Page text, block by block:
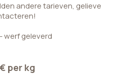
andere tarieven, gelieve
werf geleverd
€ per kg